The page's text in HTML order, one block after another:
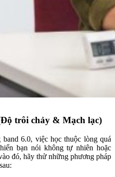
trôi chảy & Mạch lạc)
6.0, việc học thuộc lòng quá
bạn nói không tự nhiên hoặc
đó, hãy thử những phương pháp